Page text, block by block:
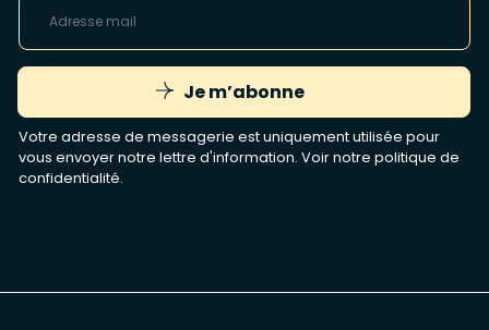
Je m’abonne
Votre adresse de messagerie est uniquement utilisée pour
vous envoyer notre lettre d'information. Voir notre politique de
confidentialité.